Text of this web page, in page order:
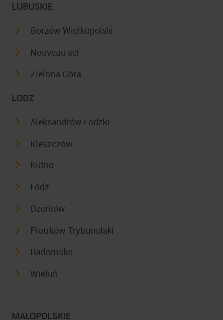
LUBUSKIE
Gorzów Wielkopolski
Nouveau sel
Zielona Góra
LODZ
Aleksandrów Łódzki
Kleszczów
Kutno
Łódź
Ozorków
Piotrków Trybunalski
Radomsko
Wieluń
MAŁOPOLSKIE